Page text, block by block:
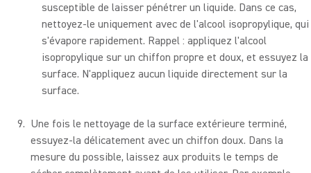
susceptible de laisser pénétrer un liquide. Dans ce cas,
nettoyez-le uniquement avec de l'alcool isopropylique, qui
s'évapore rapidement. Rappel : appliquez l'alcool
isopropylique sur un chiffon propre et doux, et essuyez la
surface. N'appliquez aucun liquide directement sur la
surface.
Une fois le nettoyage de la surface extérieure terminé,
essuyez-la délicatement avec un chiffon doux. Dans la
mesure du possible, laissez aux produits le temps de